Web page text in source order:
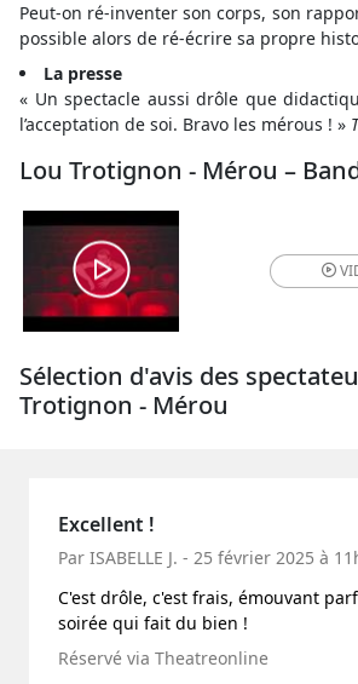
Peut-on ré-inventer son corps, son
possible alors de ré-écrire sa propre
La presse
« Un spectacle aussi drôle que
l’acceptation de soi. Bravo les mérous ! »
Lou Trotignon - Mérou –
Sélection d'avis des
Trotignon - Mérou
Excellent !
Par ISABELLE J. - 25 février 2025 à
C'est drôle, c'est frais, émouvant
soirée qui fait du bien !
Réservé via Theatreonline